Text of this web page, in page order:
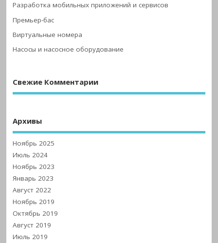
Разработка мобильных приложений и сервисов
Премьер-бас
Виртуальные номера
Насосы и насосное оборудование
Свежие Комментарии
Архивы
Ноябрь 2025
Июль 2024
Ноябрь 2023
Январь 2023
Август 2022
Ноябрь 2019
Октябрь 2019
Август 2019
Июль 2019